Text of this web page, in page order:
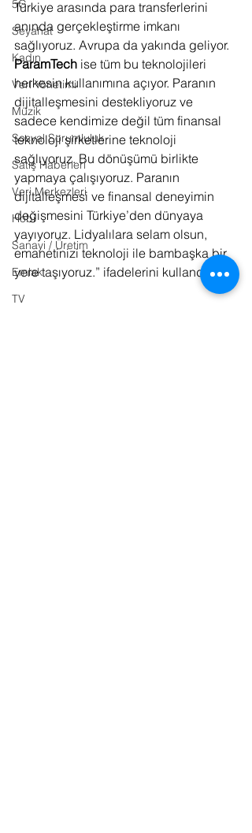
5G
Seyahat
Kadın
Veri Yönetimi
Müzik
Sosyal Sorumluluk
Satış Haberleri
Veri Merkezleri
Hobi
Sanayi / Üretim
Emlak
TV
Türkiye arasında para transferlerini
anında gerçekleştirme imkanı
sağlıyoruz. Avrupa da yakında geliyor.
ParamTech ise tüm bu teknolojileri
herkesin kullanımına açıyor. Paranın
dijitalleşmesini destekliyoruz ve
sadece kendimize değil tüm finansal
teknoloji şirketlerine teknoloji
sağlıyoruz. Bu dönüşümü birlikte
yapmaya çalışıyoruz. Paranın
dijitalleşmesi ve finansal deneyimin
değişmesini Türkiye’den dünyaya
yayıyoruz. Lidyalılara selam olsun,
emanetinizi teknoloji ile bambaşka bir
yere taşıyoruz.” ifadelerini kullandı.